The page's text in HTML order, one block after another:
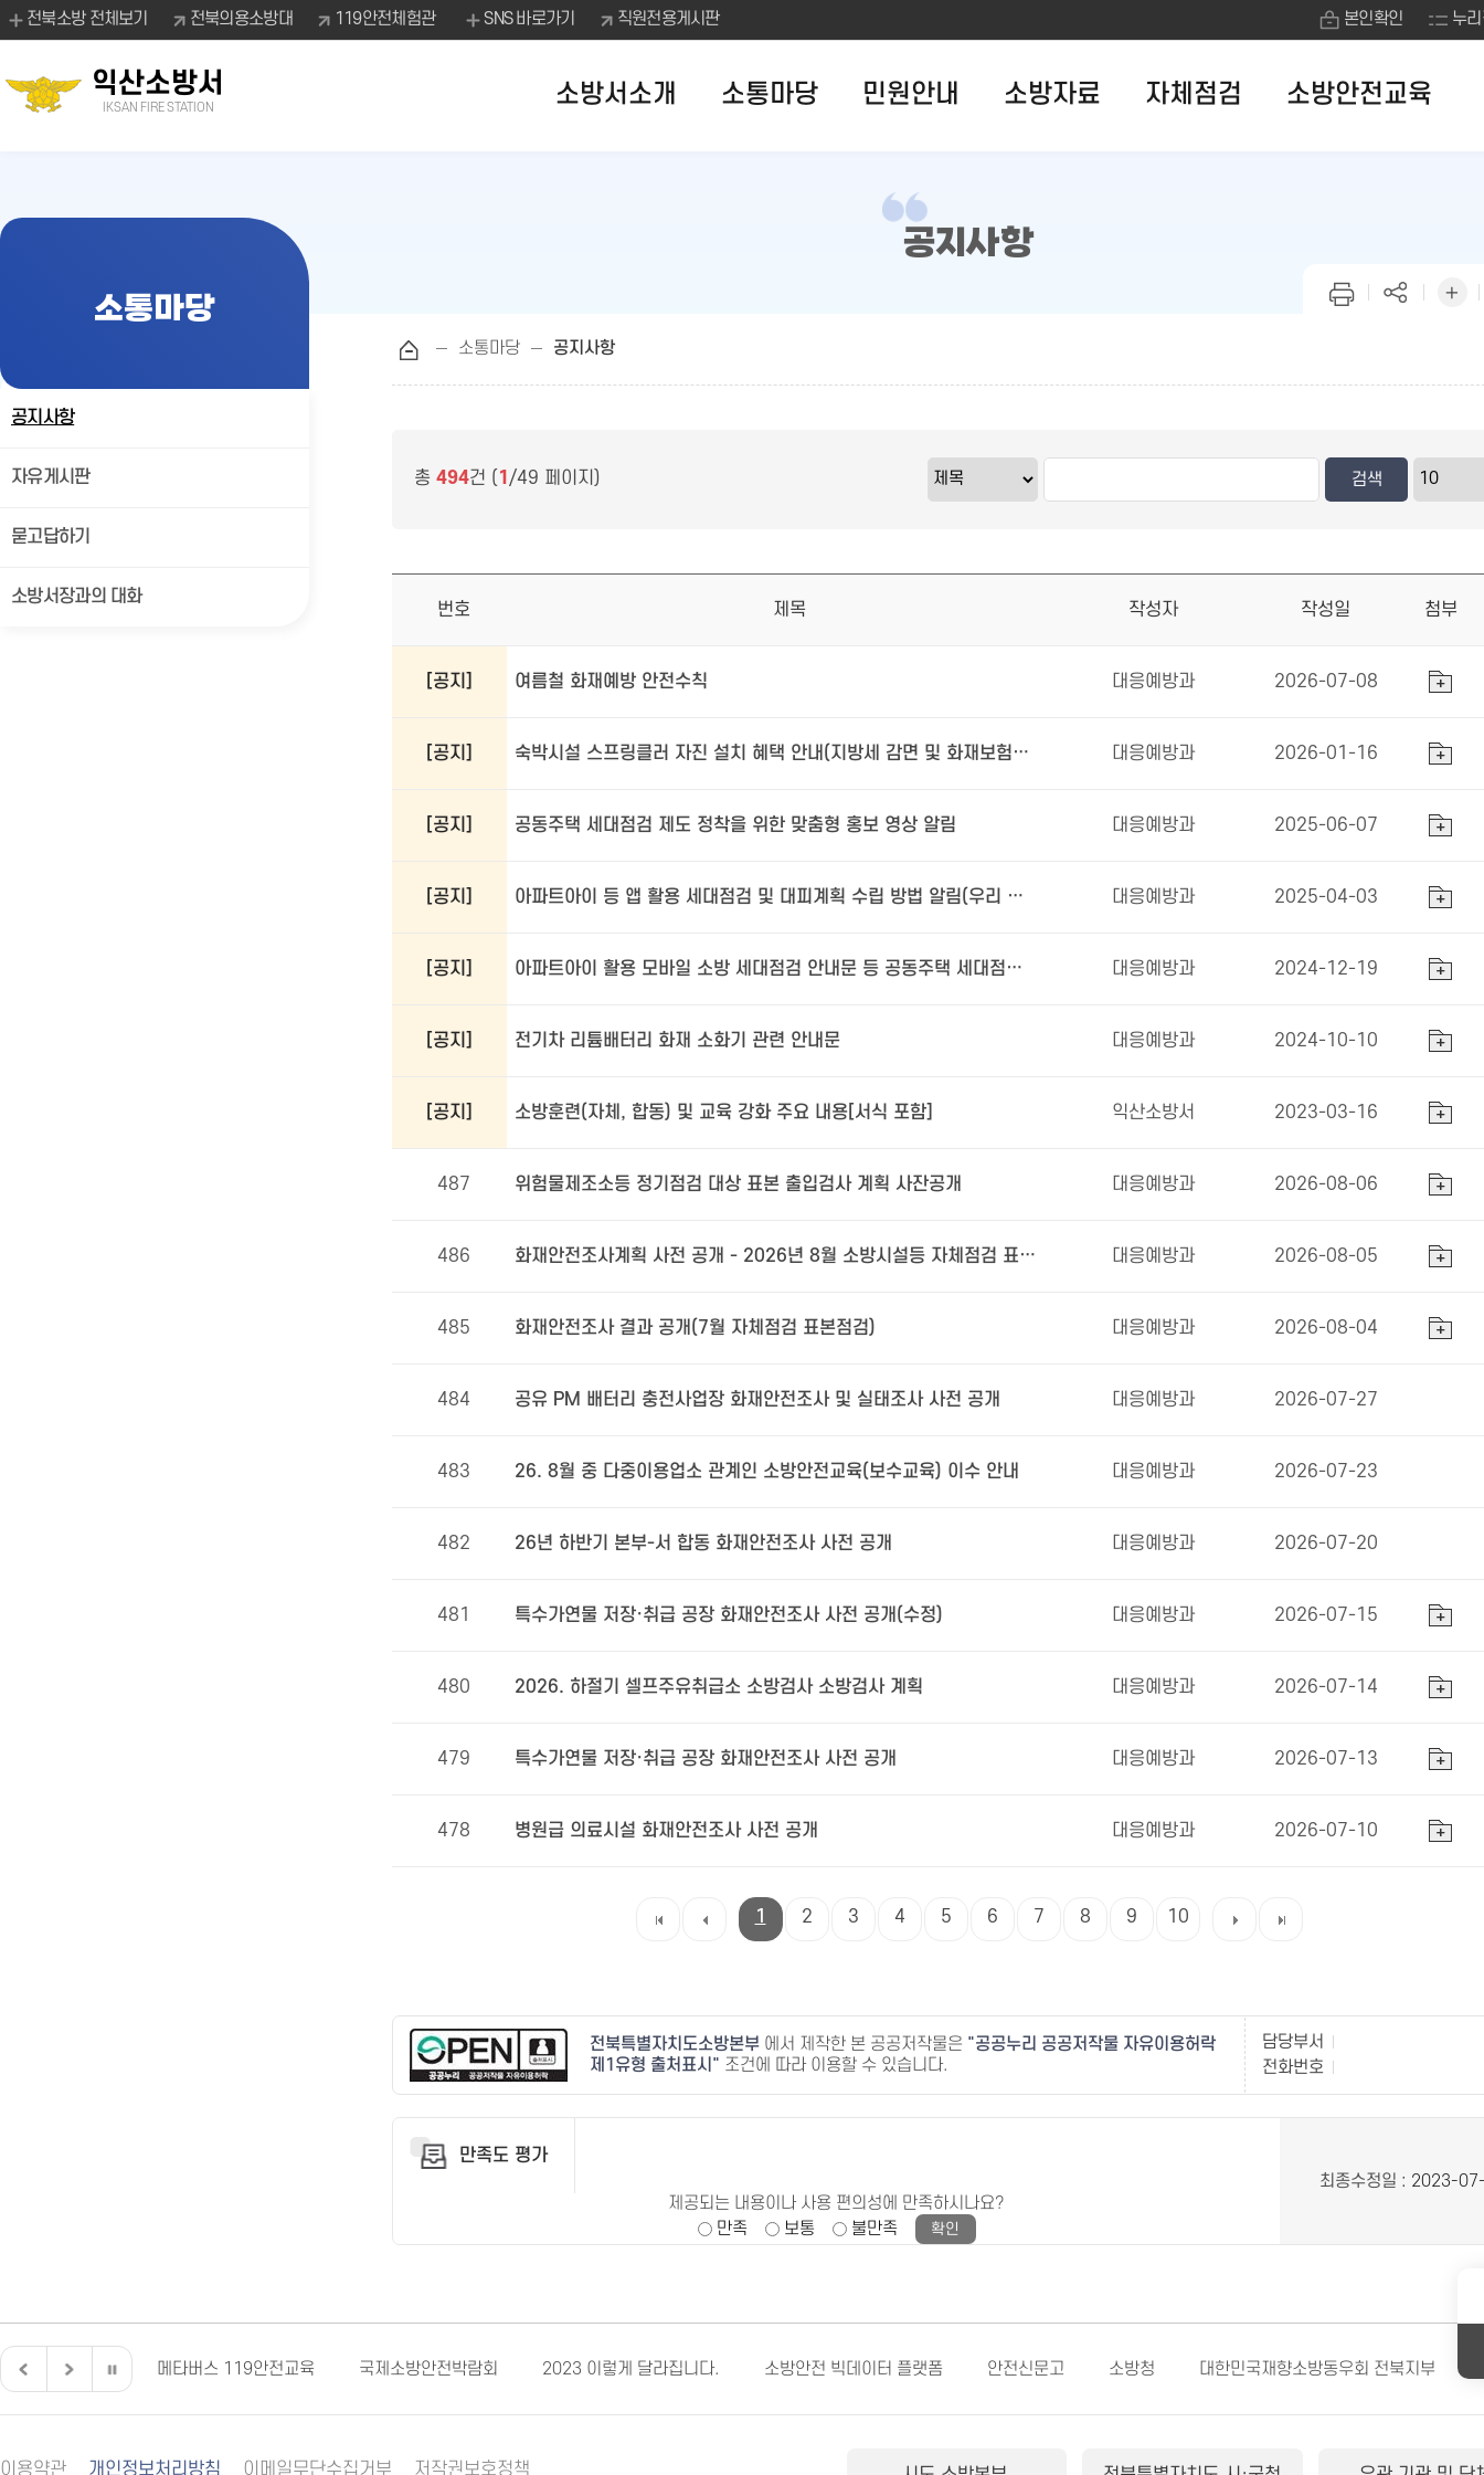
전북소방 전체보기 전북의용소방대 119안전체험관 SNS 바로가기 직원전용게시판 본인확인 누
익산소방서
IKSAN FIRE STATION 소방서소개 소통마당 민원안내 소방자료 자체점검 소방안전교육
소통마당
공지사항
자유게시판
묻고답하기
소방서장과의 대화
공지사항
소통마당 공지사항
총 494건 ( 1 /49 페이지)
번호 제목 작성자 작성일 첨부
[공지] 여름철 화재예방 안전수칙 대응예방과 2026-07-08
[공지] 숙박시설 스프링클러 자진 설치 혜택 안내(지방세 감면 및 화재보험료 할인) 대응예방과 2026-01-16
[공지] 공동주택 세대점검 제도 정착을 위한 맞춤형 홍보 영상 알림 대응예방과 2025-06-07
[공지] 아파트아이 등 앱 활용 세대점검 및 대피계획 수립 방법 알림(우리 아파트 화재 대피계획 바로 세우기 캠페인 홍보) 대응예방과 2025-04-03
[공지] 아파트아이 활용 모바일 소방 세대점검 안내문 등 공동주택 세대점검 방법 안내 전단 대응예방과 2024-12-19
[공지] 전기차 리튬배터리 화재 소화기 관련 안내문 대응예방과 2024-10-10
[공지] 소방훈련(자체, 합동) 및 교육 강화 주요 내용[서식 포함] 익산소방서 2023-03-16
487 위험물제조소등 정기점검 대상 표본 출입검사 계획 사잔공개 대응예방과 2026-08-06
486 화재안전조사계획 사전 공개 - 2026년 8월 소방시설등 자체점검 표본조사 사전통지 안내문 대응예방과 2026-08-05
485 화재안전조사 결과 공개(7월 자체점검 표본점검) 대응예방과 2026-08-04
484 공유 PM 배터리 충전사업장 화재안전조사 및 실태조사 사전 공개 대응예방과 2026-07-27
483 26. 8월 중 다중이용업소 관계인 소방안전교육(보수교육) 이수 안내 대응예방과 2026-07-23
482 26년 하반기 본부-서 합동 화재안전조사 사전 공개 대응예방과 2026-07-20
481 특수가연물 저장·취급 공장 화재안전조사 사전 공개(수정) 대응예방과 2026-07-15
480 2026. 하절기 셀프주유취급소 소방검사 소방검사 계획 대응예방과 2026-07-14
479 특수가연물 저장·취급 공장 화재안전조사 사전 공개 대응예방과 2026-07-13
478 병원급 의료시설 화재안전조사 사전 공개 대응예방과 2026-07-10
1 2 3 4 5 6 7 8 9 10
전북특별자치도소방본부 에서 제작한 본 공공저작물은
공공누리 공공저작물 자유이용허락
제1유형 출처표시
조건에 따라 이용할 수 있습니다.
담당부서
전화번호
만족도 평가
제공되는 내용이나 사용 편의성에 만족하시나요?
만족
보통 불만족
최종수정일 : 2023-
전북특별자치도 메타버스 119안전교육 국제소방안전박람회 2023 이렇게 달라집니다. 소방안전 빅데이터 플랫폼 안전신문고 소방청 대한민국재향소방동우회 전북지부
이용약관 개인정보처리방침 이메일무단수집거부 저작권보호정책